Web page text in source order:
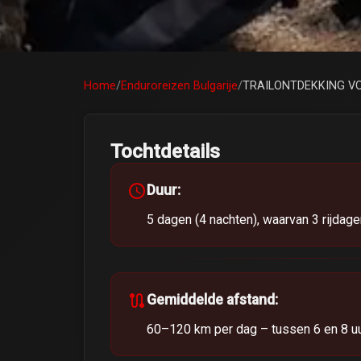
Je eerste rondjes op de enduromotor —
vind je gevoel op makkelijke bospaden
tempo — de
Home/Enduroreizen Bulgarije/TRAILONTDEKKING
Tochtdetails
schedule Duur:
5 dagen (4 nachten), waarvan 3
route Gemiddelde afstand:
60–120 km per dag – tussen 6 en 8